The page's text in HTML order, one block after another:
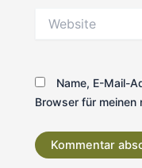
Name, E-Mail-
Browser für meinen